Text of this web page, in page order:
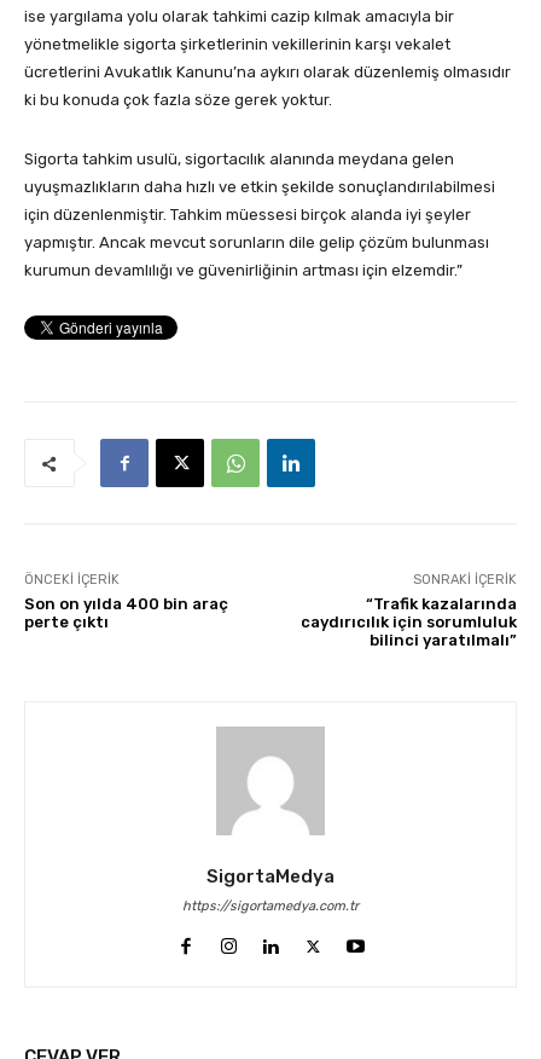
ise yargılama yolu olarak tahkimi cazip kılmak amacıyla bir
yönetmelikle sigorta şirketlerinin vekillerinin karşı vekalet
ücretlerini Avukatlık Kanunu’na aykırı olarak düzenlemiş olmasıdır
ki bu konuda çok fazla söze gerek yoktur.
Sigorta tahkim usulü, sigortacılık alanında meydana gelen
uyuşmazlıkların daha hızlı ve etkin şekilde sonuçlandırılabilmesi
için düzenlenmiştir. Tahkim müessesi birçok alanda iyi şeyler
yapmıştır. Ancak mevcut sorunların dile gelip çözüm bulunması
kurumun devamlılığı ve güvenirliğinin artması için elzemdir.”
ÖNCEKI İÇERIK
Son on yılda 400 bin araç
perte çıktı
SONRAKI İÇERIK
“Trafik kazalarında
caydırıcılık için sorumluluk
bilinci yaratılmalı”
SigortaMedya
https://sigortamedya.com.tr